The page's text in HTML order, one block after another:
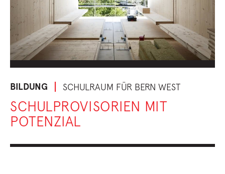
BILDUNG SCHULRAUM FÜR BERN WEST
SCHULPROVISORIEN MIT
POTENZIAL